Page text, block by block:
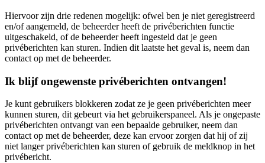
Hiervoor zijn drie redenen mogelijk: ofwel ben je niet geregistreerd
en/of aangemeld, de beheerder heeft de privéberichten functie
uitgeschakeld, of de beheerder heeft ingesteld dat je geen
privéberichten kan sturen. Indien dit laatste het geval is, neem dan
contact op met de beheerder.
Ik blijf ongewenste privéberichten ontvangen!
Je kunt gebruikers blokkeren zodat ze je geen privéberichten meer
kunnen sturen, dit gebeurt via het gebruikerspaneel. Als je ongepaste
privéberichten ontvangt van een bepaalde gebruiker, neem dan
contact op met de beheerder, deze kan ervoor zorgen dat hij of zij
niet langer privéberichten kan sturen of gebruik de meldknop in het
privébericht.